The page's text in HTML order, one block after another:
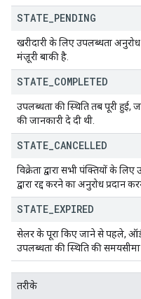
STATE PENDING
खरीदारी के लिए उपलब्धता
मंज़ूरी बाकी है.
STATE COMPLETED
उपलब्धता की स्थिति तब पूरी हुई,
की जानकारी दे दी थी.
STATE CANCELLED
विक्रेता द्वारा सभी पंक्तियों के
द्वारा रद्द करने का अनुरोध प्रदान
STATE EXPIRED
सेलर के पूरा किए जाने से पहले,
उपलब्धता की स्थिति की समयसीमा
तरीके